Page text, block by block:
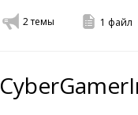
2темы 1 файл